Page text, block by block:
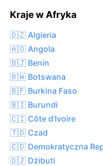
Kraje w Afryka
🇩🇿 Algieria
🇦🇴 Angola
🇧🇯 Benin
🇧🇼 Botswana
🇧🇫 Burkina Faso
🇧🇮 Burundi
🇨🇮 Côte d’Ivoire
🇹🇩 Czad
🇨🇩 Demokratyczna
🇩🇯 Dżibuti